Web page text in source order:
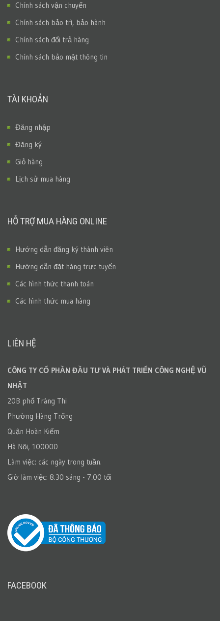
Chính sách vận chuyển
Chính sách bảo trì, bảo hành
Chính sách đổi trả hàng
Chính sách bảo mật thông tin
TÀI KHOẢN
Đăng nhập
Đăng ký
Giỏ hàng
Lịch sử mua hàng
HỖ TRỢ MUA HÀNG ONLINE
Hướng dẫn đăng ký thành viên
Hướng dẫn đặt hàng trực tuyến
Các hình thức thanh toán
Các hình thức mua hàng
LIÊN HỆ
CÔNG TY CỔ PHẦN ĐẦU TƯ VÀ PHÁT TRIỂN CÔNG NGHỆ VŨ
NHẬT
20B phố Tràng Thi
Phường Hàng Trống
Quận Hoàn Kiếm
Hà Nội, 100000
Làm việc: các ngày trong tuần.
Giờ làm việc: 8.30 sáng - 7.00 tối
FACEBOOK